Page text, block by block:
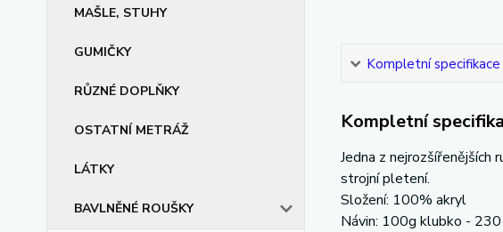
MAŠLE, STUHY
GUMIČKY
RŮZNÉ DOPLŇKY
OSTATNÍ METRÁŽ
LÁTKY
BAVLNĚNÉ ROUŠKY
Kompletní specifikace
Kompletní
Jedna z nejrozšířenějších
strojní pletení.
Složení: 100% akryl
Návin: 100g klubko -